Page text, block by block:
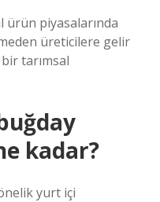
ürün piyasalarında
üreticilere gelir
tarımsal
kadar?
yurt içi